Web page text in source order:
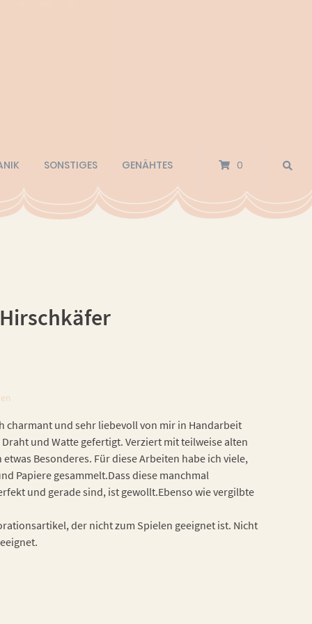
SONSTIGES GENÄHTES 0
charmant und sehr liebevoll von mir in Handarbeit
und Watte gefertigt. Verziert mit teilweise alten
Besonderes. Für diese Arbeiten habe ich viele,
Papiere gesammelt.Dass diese manchmal
und gerade sind, ist gewollt.Ebenso wie vergilbte
der nicht zum Spielen geeignet ist. Nicht